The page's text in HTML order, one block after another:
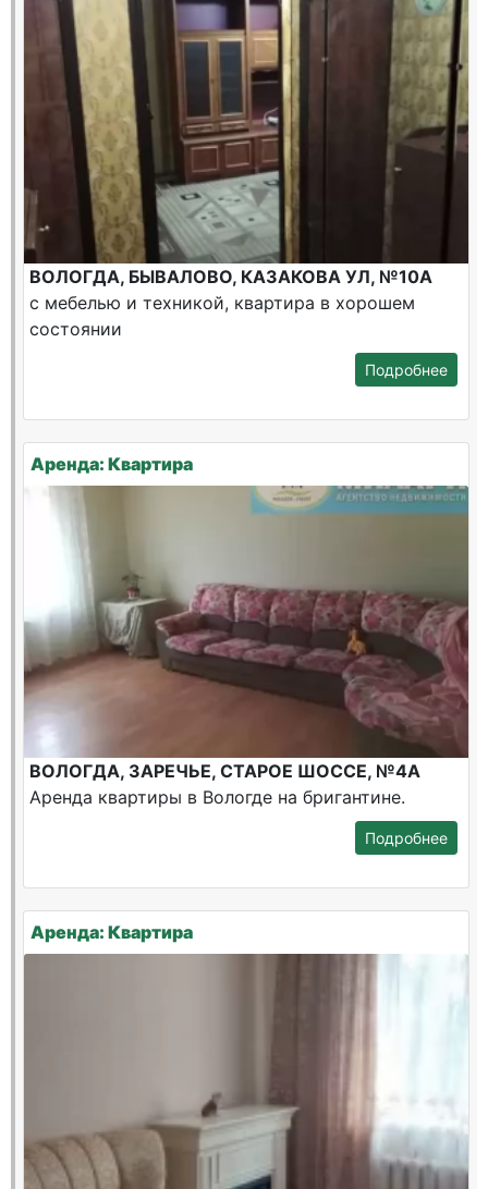
ВОЛОГДА, БЫВАЛОВО, КАЗАКОВА УЛ, №10А
с мебелью и техникой, квартира в хорошем
состоянии
Подробнее
Аренда: Квартира
ВОЛОГДА, ЗАРЕЧЬЕ, СТАРОЕ ШОССЕ, №4А
Аренда квартиры в Вологде на бригантине.
Подробнее
Аренда: Квартира